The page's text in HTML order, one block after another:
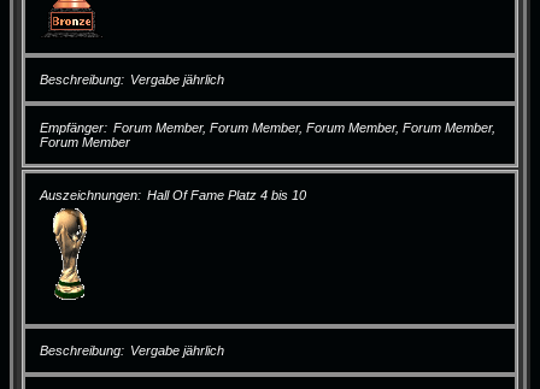
Beschreibung Vergabe jährlich
Empfänger
Forum Member, Forum Member, Forum Member, Forum Member,
Forum Member
Auszeichnungen Hall Of Fame Platz 4 bis 10
Beschreibung Vergabe jährlich